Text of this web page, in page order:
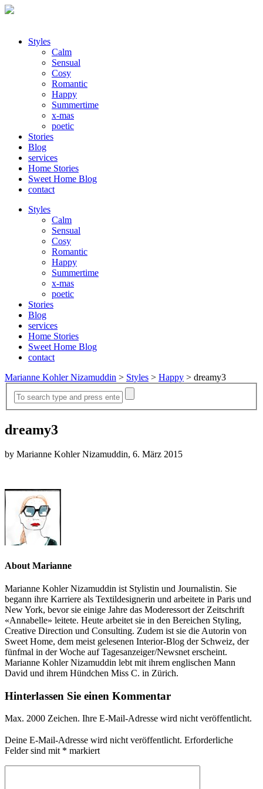
Styles
Calm
Sensual
Cosy
Romantic
Happy
Summertime
x-mas
poetic
Stories
Blog
services
Home Stories
Sweet Home Blog
contact
Styles
Calm
Sensual
Cosy
Romantic
Happy
Summertime
x-mas
poetic
Stories
Blog
services
Home Stories
Sweet Home Blog
contact
Marianne Kohler Nizamuddin > Styles > Happy > dreamy3
dreamy3
by Marianne Kohler Nizamuddin, 6. März 2015
About Marianne
Marianne Kohler Nizamuddin ist Stylistin und Journalistin. Sie
begann ihre Karriere als Textildesignerin und arbeitete in Paris und
New York, bevor sie einige Jahre das Moderessort der Zeitschrift
«Annabelle» leitete. Heute arbeitet sie in den Bereichen Styling,
Creative Direction und Consulting. Zudem ist sie die Autorin von
Sweet Home, dem meist gelesenen Interior-Blog der Schweiz, der
fünfmal in der Woche auf Tagesanzeiger/Newsnet erscheint.
Marianne Kohler Nizamuddin lebt mit ihrem englischen Mann
David und ihrem Hündchen Miss C. in Zürich.
Hinterlassen Sie einen Kommentar
Max. 2000 Zeichen. Ihre E-Mail-Adresse wird nicht veröffentlicht.
Deine E-Mail-Adresse wird nicht veröffentlicht. Erforderliche
Felder sind mit * markiert